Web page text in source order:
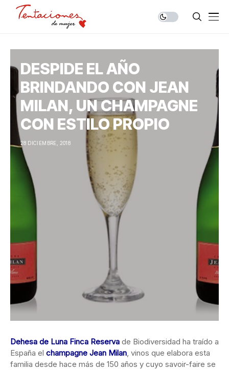
DESPIDE EL AÑO
BRINDANDO CON JEAN
MILAN, UN CHAMPAGNE
CON ESTILO PROPIO
28 DICIEMBRE, 2018
Dehesa de Luna Finca Reserva de Biodiversidad ha traído a
España el champagne Jean Milan, vinos que elabora esta
familia desde hace más de 150 años y cuyo savoir-faire se